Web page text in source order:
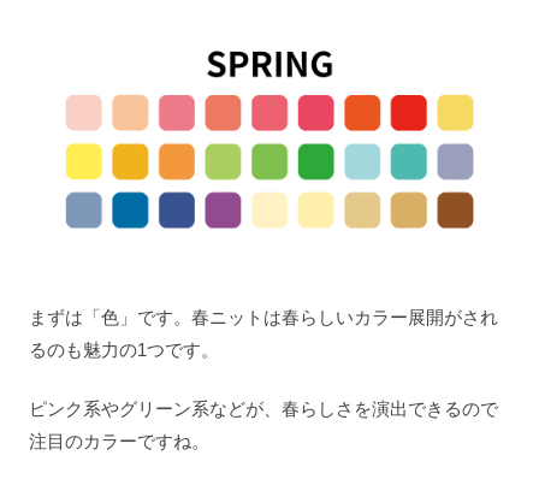
まずは「色」です。春ニットは春らしいカラー展開がされ
るのも魅力の1つです。
ピンク系やグリーン系などが、春らしさを演出できるので
注目のカラーですね。